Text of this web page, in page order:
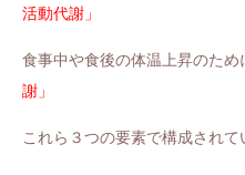
活動代謝」
食事中や食後の体温上昇のため
謝」
これら３つの要素で構成されて